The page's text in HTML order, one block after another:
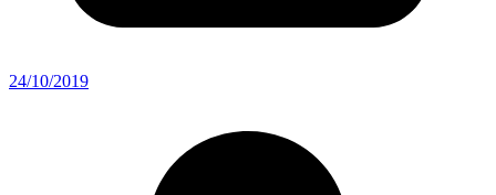
24/10/2019